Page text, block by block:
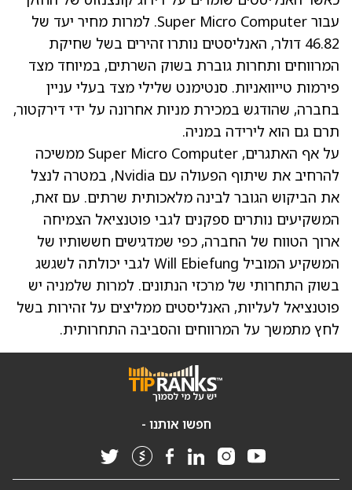
עבור Super Micro Computer. למרות מחיר יעד של
46.82 דולר, האנליסטים נותרו זהירים בשל שחיקת
המרווחים ותחרות גוברת בשוק השרתים, במיוחד מצד
פירמות טייוואניות. סנטימנט שלילי מצד בעלי עניין
בחברה, שהודגש במכירת מניות אחרונה על ידי דירקטור,
תרם גם הוא לירידה במניה.
על אף האתגרים, Super Micro Computer ממשיכה
להרחיב את שיתוף הפעולה עם Nvidia, במטרה לנצל
את הביקוש הגובר לבינה מלאכותית שרתים. עם זאת,
המשקיעים נותרים ספקנים לגבי פוטנציאל הצמיחה
ארוך הטווח של החברה, כפי שמדגישים חששותיו של
המשקיע המוביל Will Ebiefung לגבי יכולתה לשגשג
בשוק התחרותי של מרכזי הנתונים. למרות שלמניה יש
פוטנציאל לעליות, האנליסטים ממליצים על זהירות בשל
לחץ מתמשך על המרווחים והסביבה התחרותית.
חפשו אותנו -